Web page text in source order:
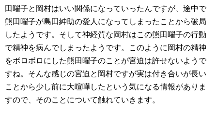
田曜子と岡村はいい関係になっていったんですが、途中で
熊田曜子が島田紳助の愛人になってしまったことから破局
したようです。そして神経質な岡村はこの熊田曜子の行動
で精神を病んでしまったようです。このように岡村の精神
をボロボロにした熊田曜子のことが宮迫は許せないようで
すね。そんな感じの宮迫と岡村ですが実は付き合いが長い
ことから少し前に大喧嘩したという気になる情報がありま
すので、そのことについて触れていきます。